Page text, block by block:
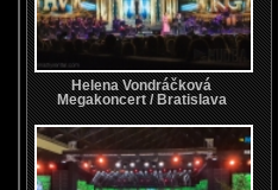
Helena Vondráčková
Megakoncert / Bratislava